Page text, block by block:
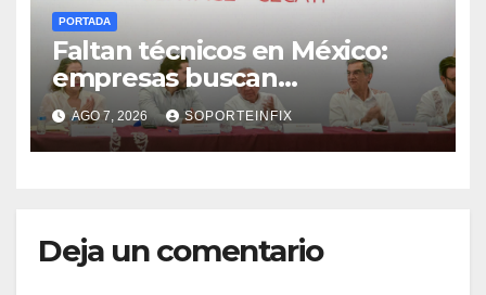
PORTADA
Faltan técnicos en México:
empresas buscan
trabajadores antes de que
terminen de capacitarse
AGO 7, 2026 SOPORTEINFIX
Deja un comentario